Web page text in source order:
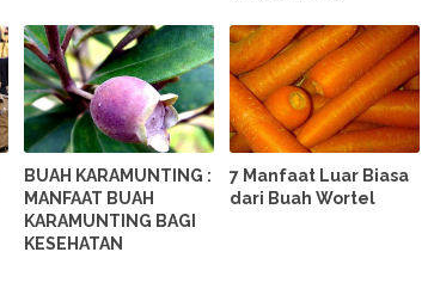
BUAH KARAMUNTING :
MANFAAT BUAH
KARAMUNTING BAGI
KESEHATAN
7 Manfaat Luar Biasa
dari Buah Wortel